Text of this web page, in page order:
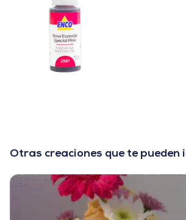
Otras creaciones que te pueden